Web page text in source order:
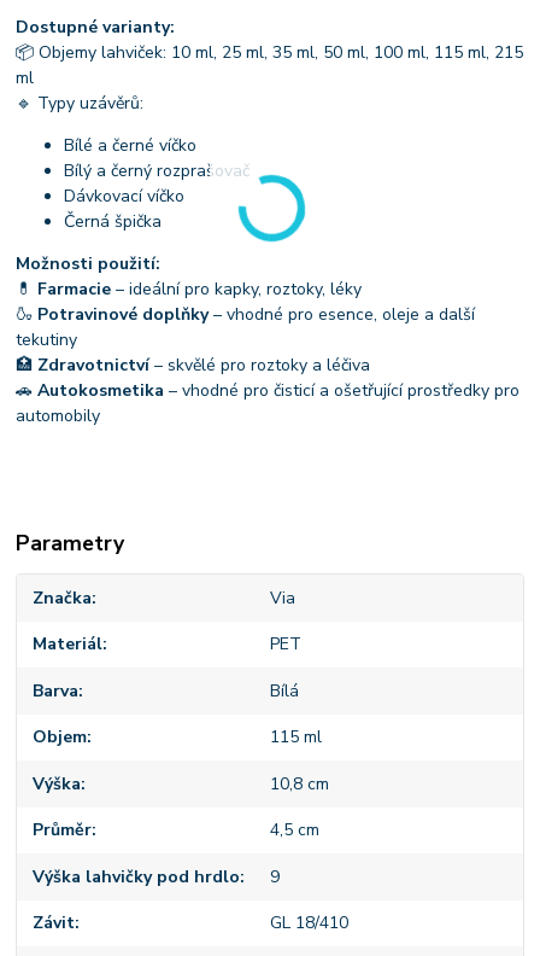
Dostupné varianty:
📦 Objemy lahviček: 10 ml, 25 ml, 35 ml, 50 ml, 100 ml, 115 ml, 215
ml
🔹 Typy uzávěrů:
Bílé a černé víčko
Bílý a černý rozprašovač
Dávkovací víčko
Černá špička
Možnosti použití:
💊 Farmacie – ideální pro kapky, roztoky, léky
🍶 Potravinové doplňky– vhodné pro esence, oleje a další
tekutiny
🏥 Zdravotnictví– skvělé pro roztoky a léčiva
🚗Autokosmetika – vhodné pro čisticí a ošetřující prostředky pro
automobily
Parametry
Značka Via
Materiál PET
Barva Bílá
Objem 115 ml
Výška 10,8 cm
Průměr 4,5 cm
Výška lahvičky pod hrdlo 9
Závit GL 18/410